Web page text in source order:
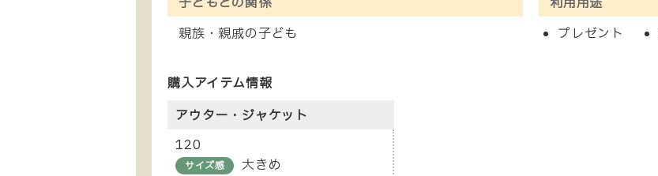
親族・親戚の子ども
プレゼント
購入アイテム情報
アウター・ジャケット
120
サイズ感 大きめ